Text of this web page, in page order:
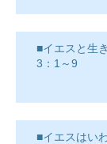
■イエスと生
3：1～9
■イエスはい